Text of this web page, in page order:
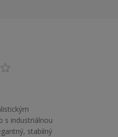
s industriálnou
stabilný